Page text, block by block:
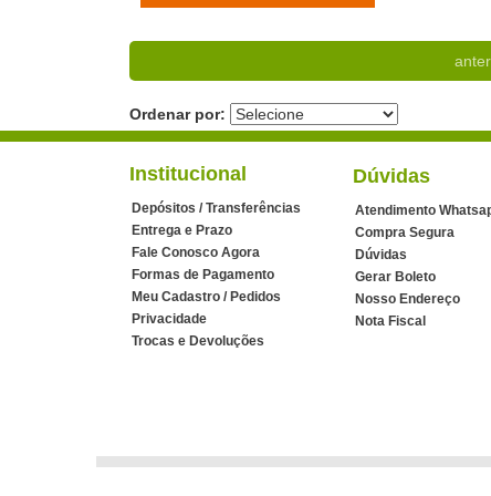
Ordenar por:
Institucional
Depósitos / Transferências
Entrega e Prazo
Fale Conosco Agora
Formas de Pagamento
Meu Cadastro / Pedidos
Privacidade
Trocas e Devoluções
Dúvidas
Atendimento
Compra Segura
Dúvidas
Gerar Boleto
Nosso Endereço
Nota Fiscal